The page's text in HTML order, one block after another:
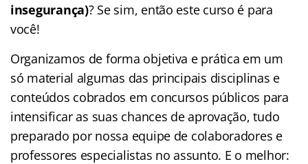
insegurança)? Se sim, então este curso é para
você!
Organizamos de forma objetiva e prática em um
só material algumas das principais disciplinas e
conteúdos cobrados em concursos públicos para
intensificar as suas chances de aprovação, tudo
preparado por nossa equipe de colaboradores e
professores especialistas no assunto. E o melhor: